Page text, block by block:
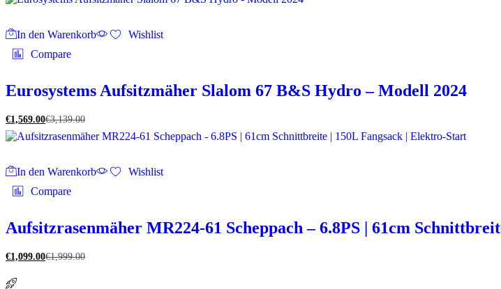
In den Warenkorb
Wishlist
Compare
Eurosystems Aufsitzmäher Slalom 67 B&S Hydro – Modell 2024
€1,569.00€3,139.00
In den Warenkorb
Wishlist
Compare
Aufsitzrasenmäher MR224-61 Scheppach – 6.8PS | 61cm
€1,099.00€1,999.00